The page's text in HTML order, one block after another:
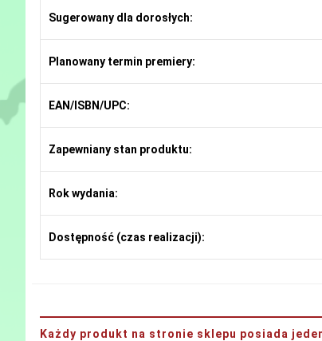
Sugerowany dla dorosłych:
Planowany termin premiery:
EAN/ISBN/UPC:
Zapewniany stan produktu:
Rok wydania:
Dostępność (czas realizacji):
Każdy produkt na stronie sklepu posiada